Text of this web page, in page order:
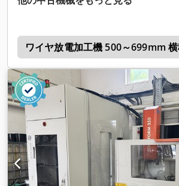
ワイヤ放電加工機 500～699mm